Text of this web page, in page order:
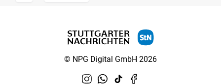
© NPG Digital GmbH 2026